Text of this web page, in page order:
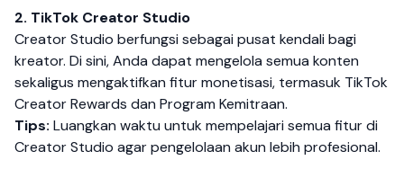
2. TikTok Creator Studio
Creator Studio berfungsi sebagai pusat kendali bagi
kreator. Di sini, Anda dapat mengelola semua konten
sekaligus mengaktifkan fitur monetisasi, termasuk TikTok
Creator Rewards dan Program Kemitraan.
Tips: Luangkan waktu untuk mempelajari semua fitur di
Creator Studio agar pengelolaan akun lebih profesional.